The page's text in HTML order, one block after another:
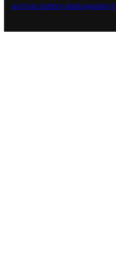
archivio-bottoni-dastu@polimi.it